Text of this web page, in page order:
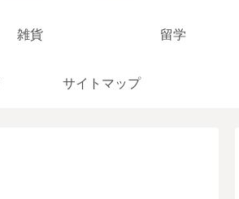
雑貨 留学
サイトマップ